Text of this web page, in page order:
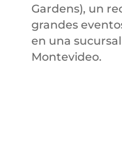
Gardens), un
grandes
en una
Montevideo.